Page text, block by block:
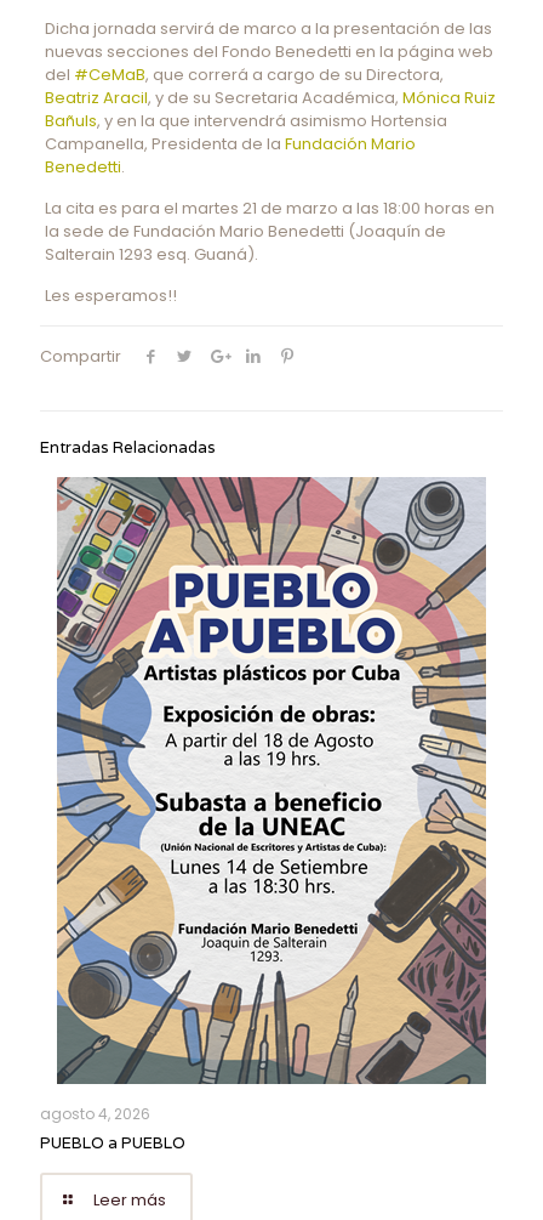
Dicha jornada servirá de marco a la presentación de las
nuevas secciones del Fondo Benedetti en la página web
del #CeMaB, que correrá a cargo de su Directora,
Beatriz Aracil, y de su Secretaria Académica, Mónica Ruiz
Bañuls, y en la que intervendrá asimismo Hortensia
Campanella, Presidenta de la Fundación Mario
Benedetti.
La cita es para el martes 21 de marzo a las 18:00 horas en
la sede de Fundación Mario Benedetti (Joaquín de
Salterain 1293 esq. Guaná).
Les esperamos!!
Compartir
Entradas Relacionadas
agosto 4, 2026
PUEBLO a PUEBLO
Leer más